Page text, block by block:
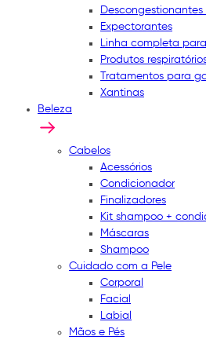
Descongestionantes
Expectorantes
Linha completa
Produtos
Tratamentos para
Xantinas
Beleza
Cabelos
Acessórios
Condicionador
Finalizadores
Kit shampoo +
Máscaras
Shampoo
Cuidado com a Pele
Corporal
Facial
Labial
Mãos e Pés